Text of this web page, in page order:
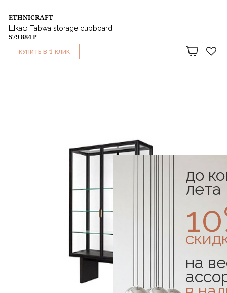
ETHNICRAFT
Шкаф Tabwa storage cupboard
579 884 ₽
КУПИТЬ В 1 КЛИК
до
лета
на